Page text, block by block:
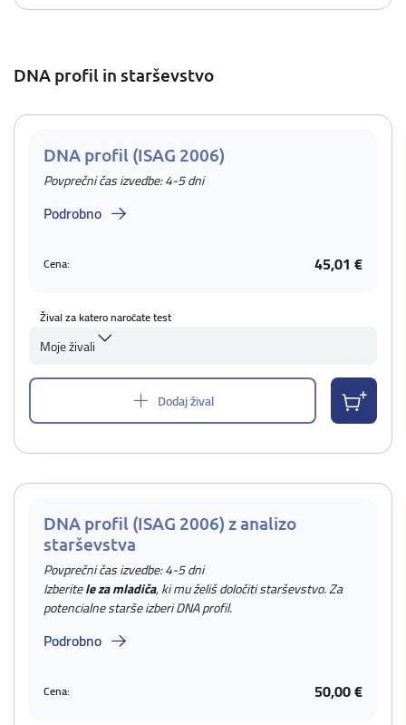
DNA profil in starševstvo
DNA profil (ISAG 2006)
Povprečni čas izvedbe: 4-5 dni
Podrobno
Cena: 45,01 €
Žival za katero naročate test
Moje živali
Dodaj žival
DNA profil (ISAG 2006) z analizo
starševstva
Povprečni čas izvedbe: 4-5 dni
Izberitele za mladiča, ki mu želiš določiti starševstvo. Za
potencialne starše izberi DNA profil.
Podrobno
Cena: 50,00 €